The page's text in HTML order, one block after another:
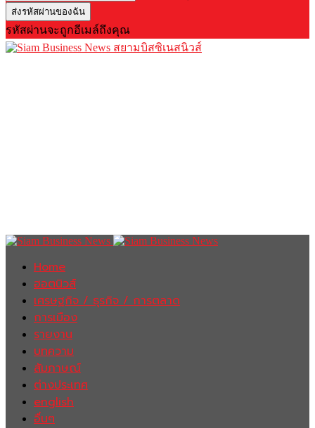
รหัสผ่านจะถูกอีเมล์ถึงคุณ
สยามบิสซิเนสนิวส์
Home
ฮอตนิวส์
เศรษฐกิจ / ธุรกิจ / การตลาด
การเมือง
รายงาน
บทความ
สัมภาษณ์
ต่างประเทศ
english
อื่นๆ